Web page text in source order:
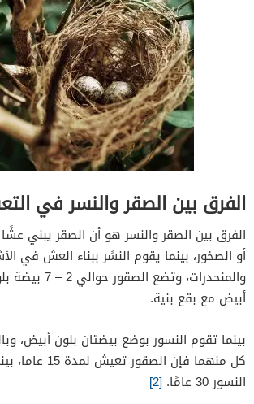
الفرق بين الصقر والنسر في
الفرق بين الصقر والنسر هو أن الصقر يبني
أو الصخور، بينما يقوم النسًر ببناء العش في
والمنحدرات،
أبيض مع بقع بنية.
بينما تقوم النسور بوضع بيضتان بلون أبيض،
كل منهما فإن الصقور تعيش لمدة 15 عاما، بينما قد تبلغ
النسور 30 عامًا.
[2]